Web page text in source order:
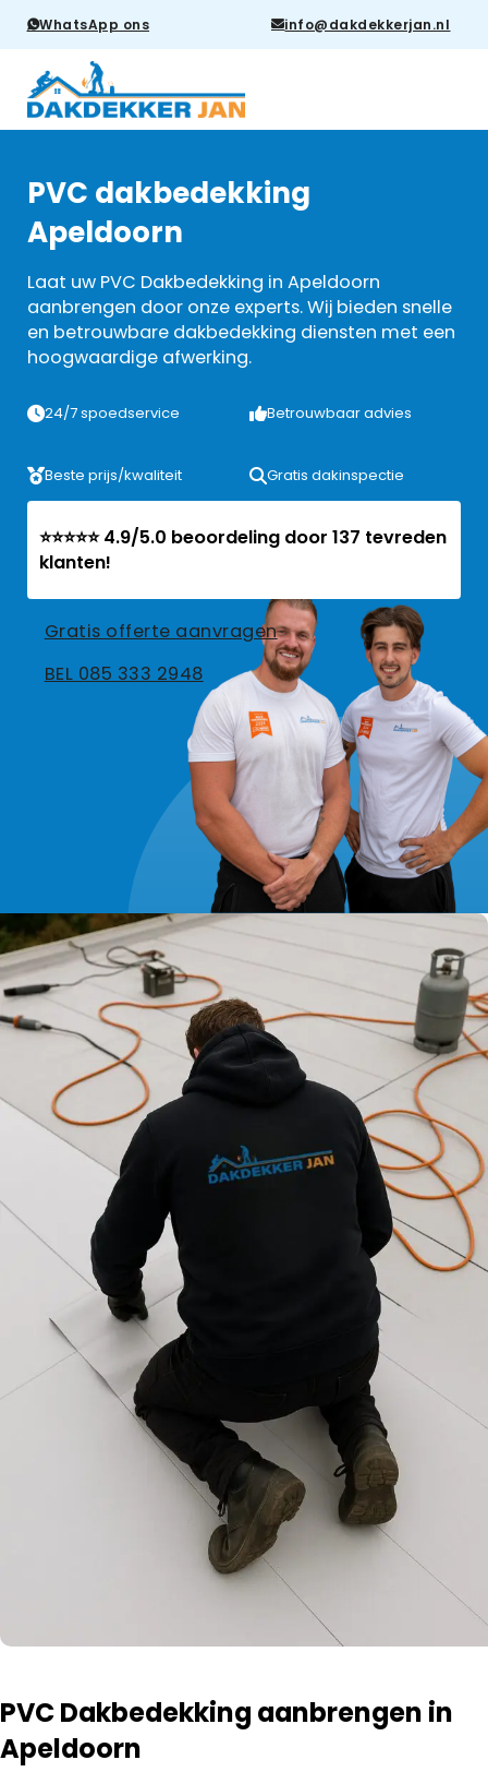
WhatsApp ons info@dakdekkerjan.nl
PVC dakbedekking
Apeldoorn
Laat uw PVC Dakbedekking in Apeldoorn
aanbrengen door onze experts. Wij bieden snelle
en betrouwbare dakbedekking diensten met een
hoogwaardige afwerking.
24/7 spoedservice Betrouwbaar advies
Beste prijs/kwaliteit Gratis dakinspectie
⭐⭐⭐⭐⭐ 4.9/5.0 beoordeling door 137 tevreden
klanten!
Gratis offerte aanvragen
BEL 085 333 2948
PVC Dakbedekking aanbrengen in
Apeldoorn